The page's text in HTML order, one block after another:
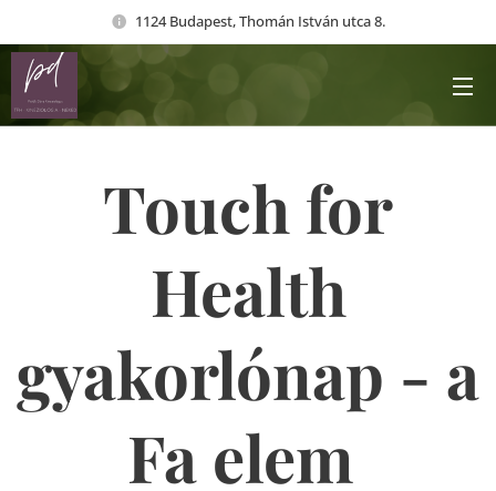
1124 Budapest, Thomán István utca 8.
Touch for
Health
gyakorlónap - a
Fa elem